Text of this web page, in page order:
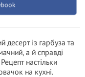
десерт із гарбуза та
а й справді
настільки
на кухні.